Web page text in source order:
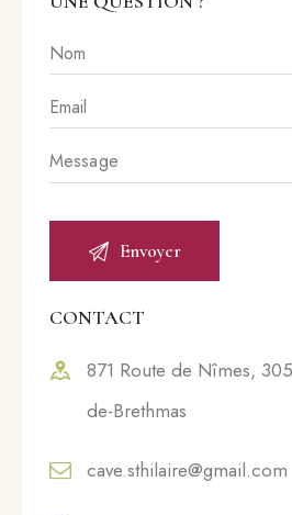
CONTACT
871 Route de Nîmes,
de-Brethmas
cave.sthilaire@gmail.com